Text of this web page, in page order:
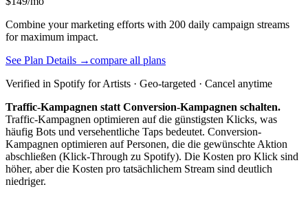
Combine your marketing efforts with 200 daily campaign streams
for maximum impact.
See Plan Details →compare all plans
Verified in Spotify for Artists · Geo-targeted · Cancel anytime
Traffic-Kampagnen statt Conversion-Kampagnen schalten.
Traffic-Kampagnen optimieren auf die günstigsten Klicks, was
häufig Bots und versehentliche Taps bedeutet. Conversion-
Kampagnen optimieren auf Personen, die die gewünschte Aktion
abschließen (Klick-Through zu Spotify). Die Kosten pro Klick sind
höher, aber die Kosten pro tatsächlichem Stream sind deutlich
niedriger.